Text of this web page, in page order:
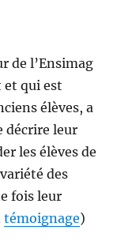
de l’Ensimag
et qui est
élèves, a
décrire leur
les élèves de
des
fois leur
témoignage)